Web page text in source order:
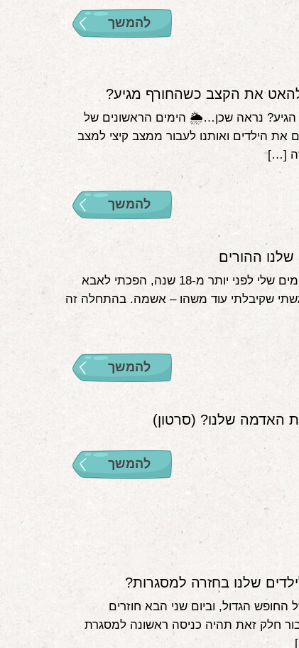
להמשך
את הקצב כשהחורף מגיע?
נראה שכן…🌦 הימים הראשונים של
את הילדים ואותנו לעבור ממצב קיצי למצב
[…]
להמשך
ההורים
כשנולדו התאומים שלי לפני יותר מ-18 שנה, הפכתי לאבא
שקיבלתי עוד משהו – אשמה. בהתחלה זה
להמשך
האדמה שלנו? (סרטון)
להמשך
שלנו בחזרה למסגרות?
החופש הגדול, וביום שני הבא חוזרים
חלק זאת תהיה כניסה ראשונה למסגרת